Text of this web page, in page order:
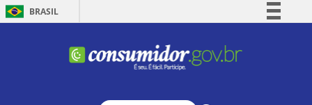
BRASIL
Comunica BR